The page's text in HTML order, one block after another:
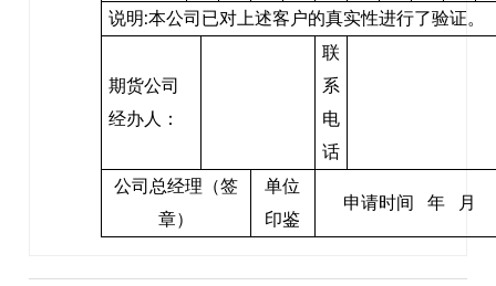
说明:本公司已对上述客户的真实性进行了验证。
期货公司
经办人：
联
系
电
话
公司总经理（签
章）
单位
印鉴
申请时间 年 月